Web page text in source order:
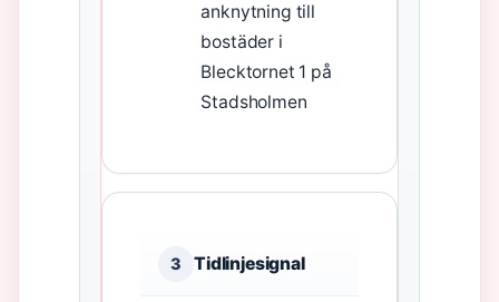
anknytning till
bostäder i
Blecktornet 1 på
Stadsholmen
3 Tidlinjesignal